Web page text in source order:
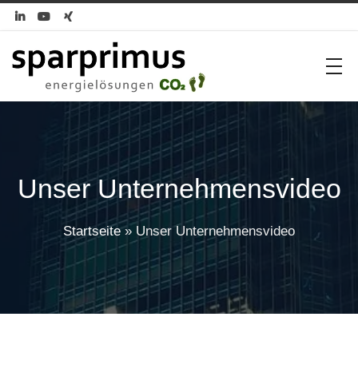
  
Unser Unternehmensvideo
Startseite» Unser Unternehmensvideo